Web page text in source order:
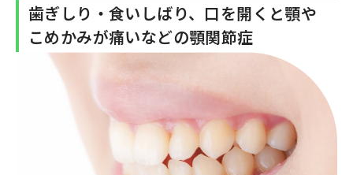
歯ぎしり・食いしばり、口を開くと顎や
こめかみが痛いなどの顎関節症